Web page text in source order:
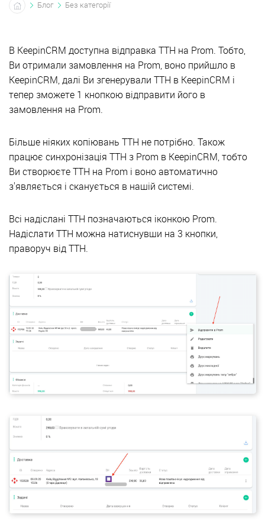
Блог Без категорії
В KeepinCRM доступна відправка ТТН на Prom. Тобто,
Ви отримали замовлення на Prom, воно прийшло в
KeepinCRM, далі Ви згенерували ТТН в KeepinCRM і
тепер зможете 1 кнопкою відправити його в
замовлення на Prom.
Більше ніяких копіювань ТТН не потрібно. Також
працює синхронізація ТТН з Prom в KeepinCRM, тобто
Ви створюєте ТТН на Prom і воно автоматично
з'являється і сканується в нашій системі.
Всі надіслані ТТН позначаються іконкою Prom.
Надіслати ТТН можна натиснувши на 3 кнопки,
праворуч від ТТН.